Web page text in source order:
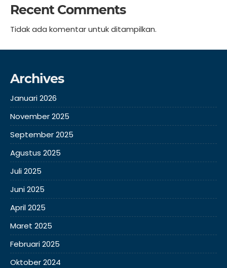
Recent Comments
Tidak ada komentar untuk ditampilkan.
Archives
Januari 2026
November 2025
September 2025
Agustus 2025
Juli 2025
Juni 2025
April 2025
Maret 2025
Februari 2025
Oktober 2024